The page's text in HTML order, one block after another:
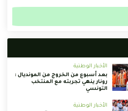
الأخبار الوطنية
بعد أسبوع من الخروج من المونديال :
رونار ينهي تجربته مع المنتخب
التونسي
الأخبار الوطنية